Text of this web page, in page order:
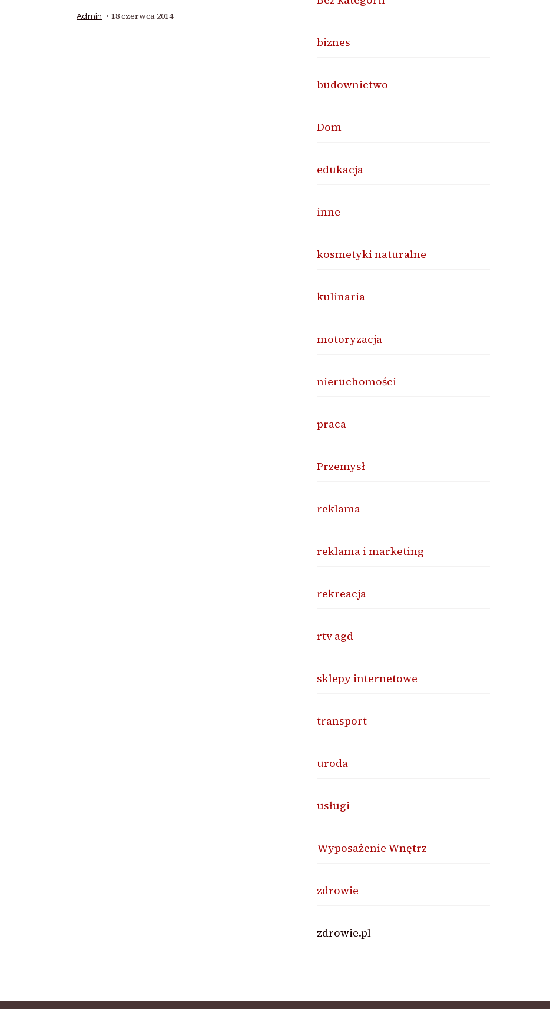
Admin 18 czerwca 2014
biznes
budownictwo
Dom
edukacja
inne
kosmetyki naturalne
kulinaria
motoryzacja
nieruchomości
praca
Przemysł
reklama
reklama i marketing
rekreacja
rtv agd
sklepy internetowe
transport
uroda
usługi
Wyposażenie Wnętrz
zdrowie
zdrowie.pl